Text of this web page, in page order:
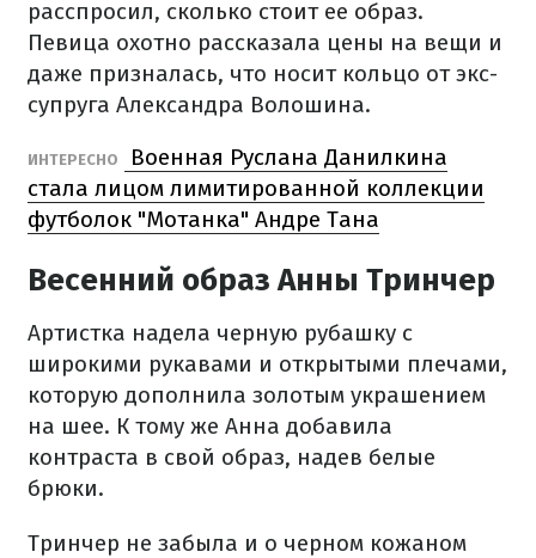
расспросил, сколько стоит ее образ.
Певица охотно рассказала цены на вещи и
даже призналась, что носит кольцо от экс-
супруга Александра Волошина.
ИНТЕРЕСНО
Военная Руслана Данилкина
стала лицом лимитированной коллекции
футболок "Мотанка" Андре Тана
Весенний образ Анны Тринчер
Артистка надела черную рубашку с
широкими рукавами и открытыми плечами,
которую дополнила золотым украшением
на шее. К тому же Анна добавила
контраста в свой образ, надев белые
брюки.
Тринчер не забыла и о черном кожаном